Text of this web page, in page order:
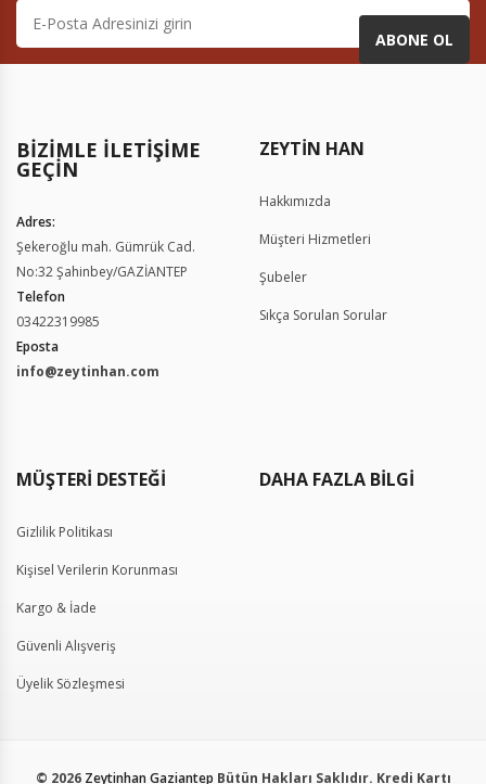
ABONE OL
BIZIMLE İLETIŞIME
GEÇIN
Adres:
Şekeroğlu mah. Gümrük Cad.
No:32 Şahinbey/GAZİANTEP
Telefon
03422319985
Eposta
info@zeytinhan.com
Hakkımızda
Müşteri Hizmetleri
Şubeler
Sıkça Sorulan Sorular
Gizlilik Politikası
Kişisel Verilerin Korunması
Kargo & İade
Güvenli Alışveriş
Üyelik Sözleşmesi
© 2026 Zeytinhan Gaziantep Bütün Hakları Saklıdır. Kredi Kartı